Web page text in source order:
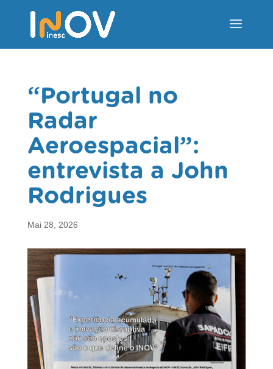
“Portugal no
Radar
Aeroespacial”:
entrevista a John
Rodrigues
Mai 28, 2026